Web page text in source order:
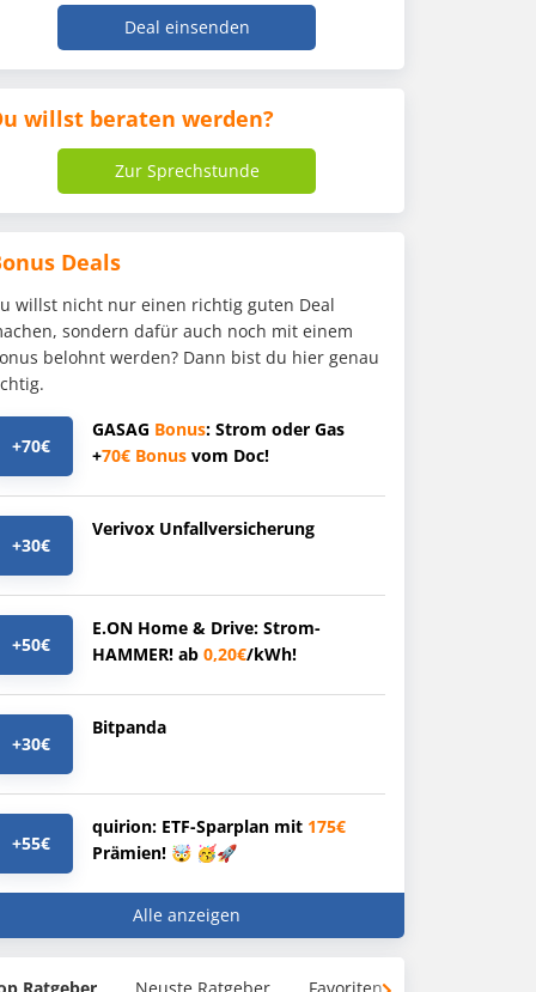
Deal einsenden
willst beraten werden?
Zur Sprechstunde
Deals
willst nicht nur einen richtig guten Deal
sondern dafür auch noch mit einem
belohnt werden? Dann bist du hier genau
+70€
GASAG Bonus: Strom oder Gas
+70€ Bonus vom Doc!
+30€
Verivox Unfallversicherung
+50€
E.ON Home & Drive: Strom-
HAMMER! ab 0,20€/kWh!
+30€
Bitpanda
+55€
quirion: ETF-Sparplan mit 175€
Prämien! 🤯 🥳🚀
Alle anzeigen